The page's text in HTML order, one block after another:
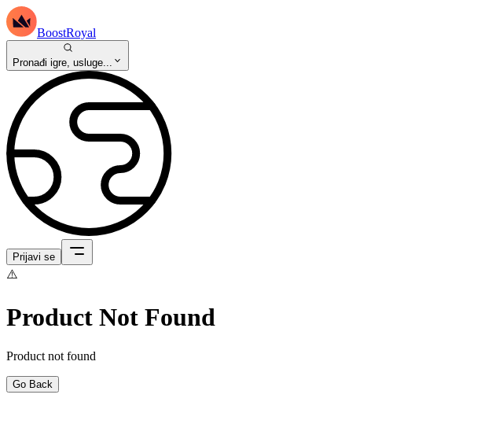
BoostRoyal
Pronađi igre, usluge...
Prijavi se
⚠️
Product Not Found
Product not found
Go Back